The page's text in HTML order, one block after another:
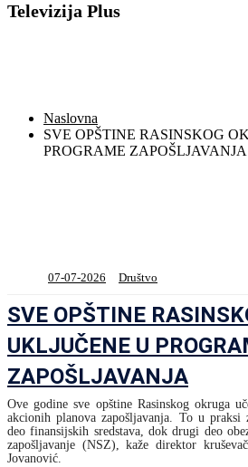
Televizija Plus
Naslovna
SVE OPŠTINE RASINSKOG
PROGRAME ZAPOŠLJAVANJA
07-07-2026 Društvo
SVE OPŠTINE
UKLJUČENE U
ZAPOŠLJAVANJA
Ove godine sve opštine Rasinskog okruga
akcionih planova zapošljavanja. To u
deo finansijskih sredstava, dok drugi deo
zapošljavanje (NSZ), kaže direktor
Jovanović.